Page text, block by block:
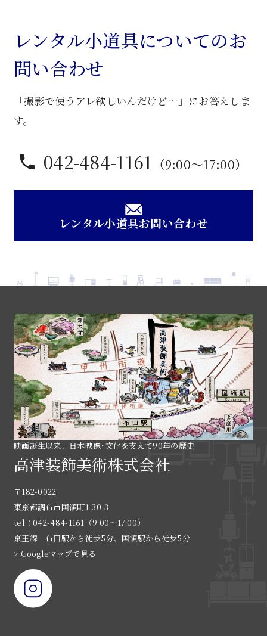
ー
ム
椅
個
レンタル小道具についてのお
問い合わせ
「撮影で使うアレ欲しいんだけど…」にお答えしま
す。
042-484-1161 （9:00〜17:00）
レンタル小道具お問い合わせ
映画誕生以来、日本映像･文化を支えて90年の歴史
高津装飾美術株式会社
〒182-0022
東京都調布市国領町1-30-3
tel：042-484-1161（9:00〜17:00）
京王線 布田駅から徒歩5分、国領駅から徒歩5分
> Googleマップで見る